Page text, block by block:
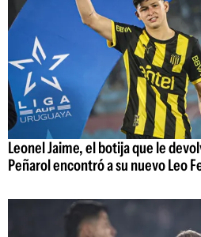
Leonel Jaime, el botija que le
Peñarol encontró a su nuevo Leo